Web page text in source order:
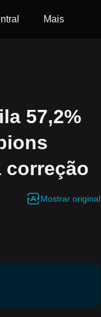
Mais
57,2%
correção
Mostrar original